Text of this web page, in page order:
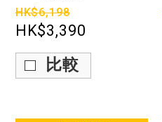
HK$6,198
HK$3,390
比較